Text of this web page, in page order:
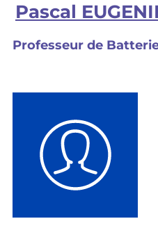
Pascal
Professeur de